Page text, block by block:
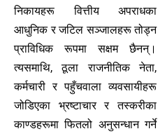
निकायहरू वित्तीय अपराधका
आधुनिक र जटिल सञ्जालहरू तोड्न
प्राविधिक रूपमा सक्षम छैनन्।
त्यसमाथि, ठूला राजनीतिक नेता,
कर्मचारी र पहुँचवाला व्यवसायीहरू
जोडिएका भ्रष्टाचार र तस्करीका
काण्डहरूमा फितलो अनुसन्धान गर्ने